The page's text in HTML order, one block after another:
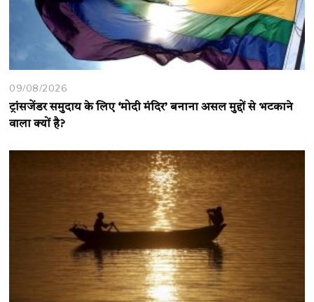
09/08/2026
ट्रांसजेंडर समुदाय के लिए ‘मोदी मंदिर’ बनाना असल मुद्दों से भटकाने
वाला क्यों है?